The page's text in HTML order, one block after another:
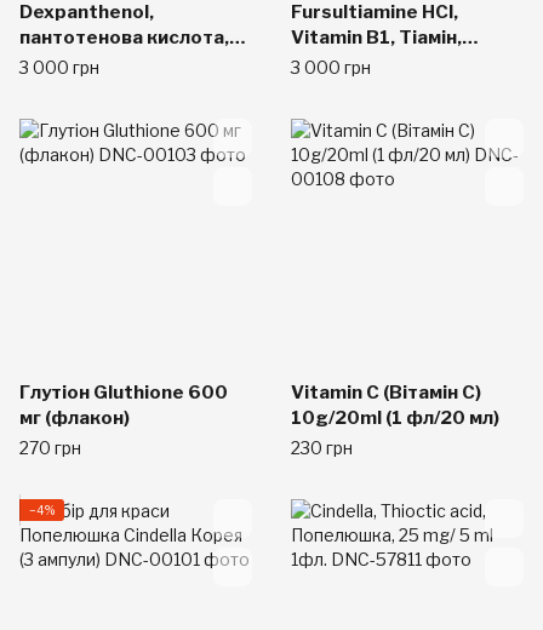
Dexpanthenol,
пантотенова кислота,
500mg 2mL
3 000 грн
Fursultiamine HCl,
Vitamin B1, Тіамін,
5.46mg, 10mL X 10A
3 000 грн
Глутіон Gluthione 600
мг (флакон)
270 грн
Vitamin C (Вітамін С)
10g/20ml (1 фл/20 мл)
230 грн
−4%